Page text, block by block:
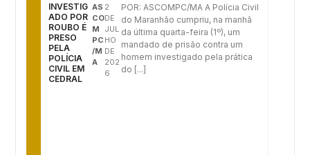
INVESTIG
ADO POR
ROUBO É
PRESO
PELA
POLÍCIA
CIVIL EM
CEDRAL
AS
CO
M
PC
/M
A
2
DE
JUL
HO
DE
202
6
POR: ASCOMPC/MA A Polícia Civil
do Maranhão cumpriu, na manhã
da última quarta-feira (1º), um
mandado de prisão contra um
homem investigado pela prática
do [...]